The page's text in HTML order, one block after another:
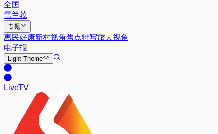
全国
雪兰莪
专题
惠民好康新村视角焦点特写旅人视角
电子报
Light Theme
LiveTV